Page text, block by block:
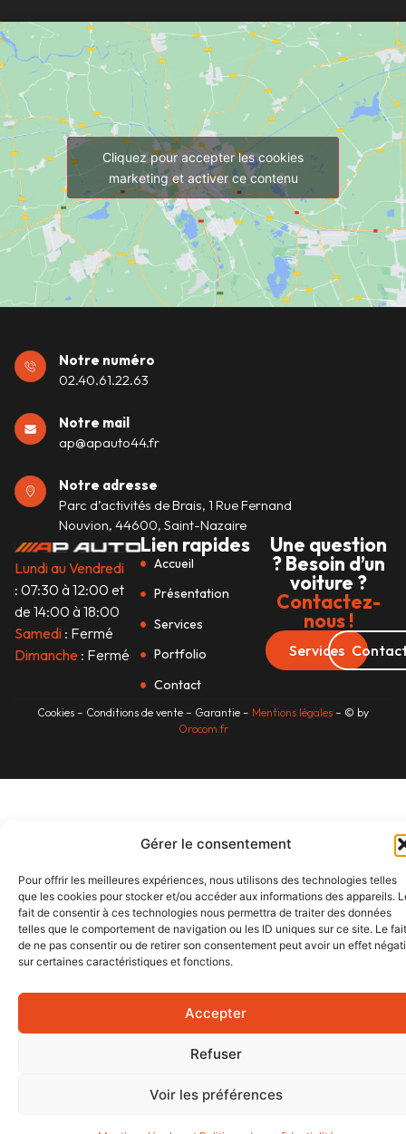
Gérer le consentement
Pour offrir les meilleures expériences, nous utilisons des technologies telles
que les cookies pour stocker et/ou accéder aux informations des appareils.
fait de consentir à ces technologies nous permettra de traiter des données
telles que le comportement de navigation ou les ID uniques sur ce site. Le fait
de ne pas consentir ou de retirer son consentement peut avoir un effet
sur certaines caractéristiques et fonctions.
Accepter
Refuser
Voir les préférences
Cliquez pour accepter les cookies
marketing et activer ce contenu
Notre numéro
02.40.61.22.63
Notre mail
ap@apauto44.fr
Notre adresse
Parc d’activités de Brais, 1 Rue Fernand
Nouvion, 44600, Saint-Nazaire
Lundi au Vendredi
: 07:30 à 12:00 et
de 14:00 à 18:00
Samedi : Fermé
Dimanche : Fermé
Lien rapides
Accueil
Présentation
Services
Portfolio
Contact
Une question
? Besoin d’un
voiture ?
Contactez-
nous !
Services
Cookies – Conditions de vente – Garantie – Mentions légales – © by
Orocom.fr